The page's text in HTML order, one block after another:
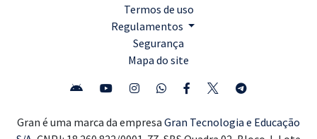
Termos de uso
Regulamentos
Segurança
Mapa do site
Gran é uma marca da empresa Gran Tecnologia e Educação